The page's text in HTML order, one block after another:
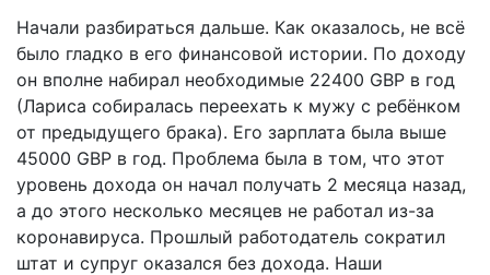
Начали разбираться дальше. Как оказалось, не всё
было гладко в его финансовой истории. По доходу
он вполне набирал необходимые 22400 GBP в год
(Лариса собиралась переехать к мужу с ребёнком
от предыдущего брака). Его зарплата была выше
45000 GBP в год. Проблема была в том, что этот
уровень дохода он начал получать 2 месяца назад,
а до этого несколько месяцев не работал из-за
коронавируса. Прошлый работодатель сократил
штат и супруг оказался без дохода. Наши